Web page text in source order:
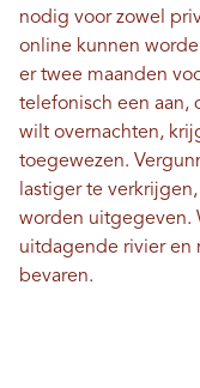
nodig voor zowel
online kunnen
er twee maanden
telefonisch een aan,
wilt overnachten,
toegewezen.
lastiger te
worden uitgegeven.
uitdagende rivier en
bevaren.